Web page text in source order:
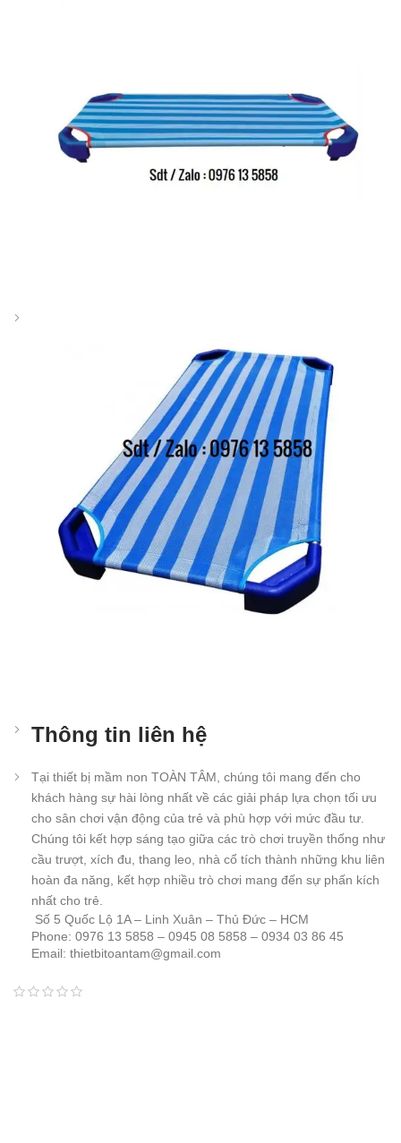
Thông tin liên hệ
Tại thiết bị mầm non TOÀN TÂM, chúng tôi mang đến cho
khách hàng sự hài lòng nhất về các giải pháp lựa chọn tối ưu
cho sân chơi vận động của trẻ và phù hợp với mức đầu tư.
Chúng tôi kết hợp sáng tạo giữa các trò chơi truyền thống như
cầu trượt, xích đu, thang leo, nhà cổ tích thành những khu liên
hoàn đa năng, kết hợp nhiều trò chơi mang đến sự phấn kích
nhất cho trẻ.
Số 5 Quốc Lộ 1A – Linh Xuân – Thủ Đức – HCM
Phone: 0976 13 5858 – 0945 08 5858 – 0934 03 86 45
Email: thietbitoantam@gmail.com